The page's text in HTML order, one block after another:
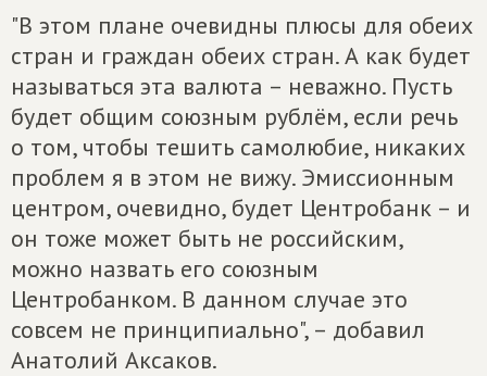
"В этом плане очевидны плюсы для обеих
стран и граждан обеих стран. А как будет
называться эта валюта – неважно. Пусть
будет общим союзным рублём, если речь
о том, чтобы тешить самолюбие, никаких
проблем я в этом не вижу. Эмиссионным
центром, очевидно, будет Центробанк – и
он тоже может быть не российским,
можно назвать его союзным
Центробанком. В данном случае это
совсем не принципиально", – добавил
Анатолий Аксаков.